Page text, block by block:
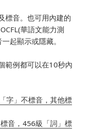
標音。也可用內建的
華語文能力測
起顯示或隱藏。
範例都可以在10秒內
字」不標音，其他標
音，456級「詞」標